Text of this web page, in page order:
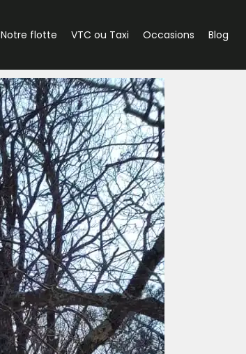
Notre flotte VTC ou Taxi Occasions Blog